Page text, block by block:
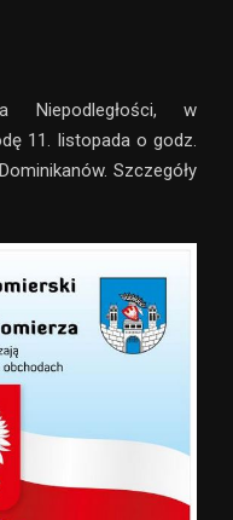
Niepodległości, w
11. listopada o godz.
Szczegóły